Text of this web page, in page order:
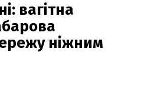
вагітна
ніжним